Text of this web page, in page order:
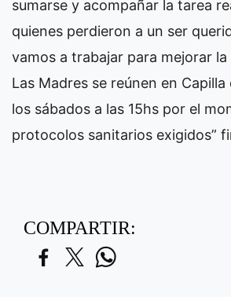
sumarse y acompañar la tarea
quienes perdieron a un ser
vamos a trabajar para mejorar la
Las Madres se reúnen en Capilla
los sábados a las 15hs por el
protocolos sanitarios exigidos”
COMPARTIR: